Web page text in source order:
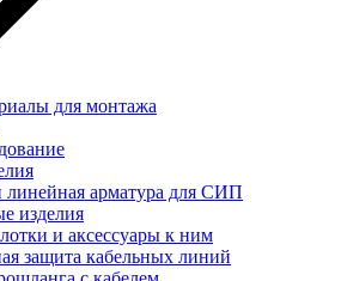
для монтажа
линейная арматура для СИП
изделия
и аксессуары к ним
защита кабельных линий